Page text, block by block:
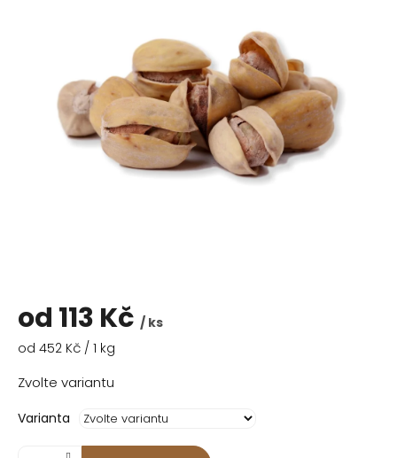
od 113 Kč / ks
Měrná
od 452 Kč / 1 kg
Zvolte variantu
Varianta